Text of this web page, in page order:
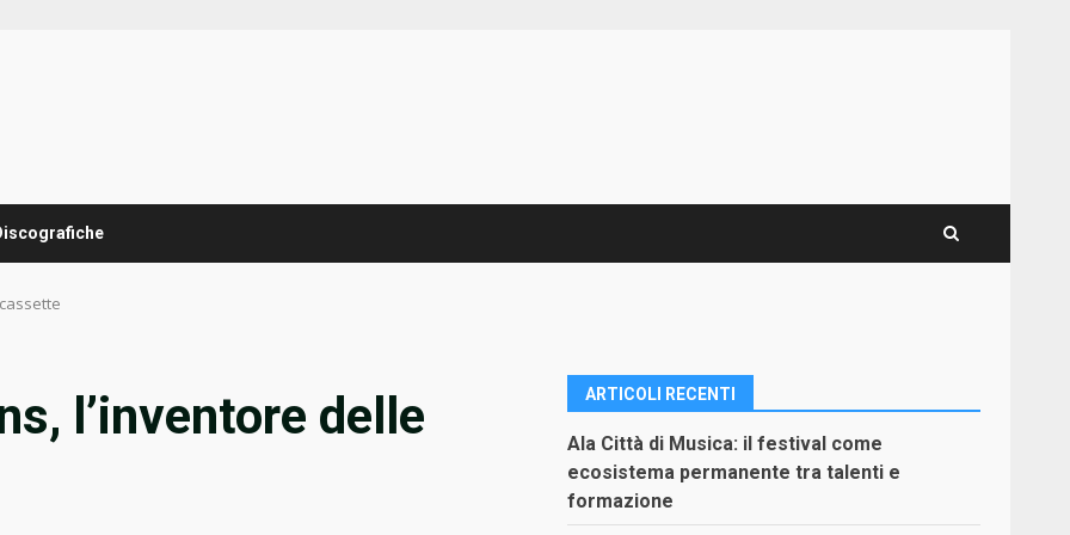
l’inventore delle
ARTICOLI RECENTI
Ala Città di Musica: il festival come
ecosistema permanente tra talenti e
formazione